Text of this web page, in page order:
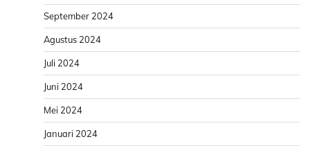
September 2024
Agustus 2024
Juli 2024
Juni 2024
Mei 2024
Januari 2024